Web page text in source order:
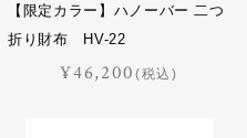
【限定カラー】ハノーバー 二つ
折り財布 HV-22
¥46,200(税込)